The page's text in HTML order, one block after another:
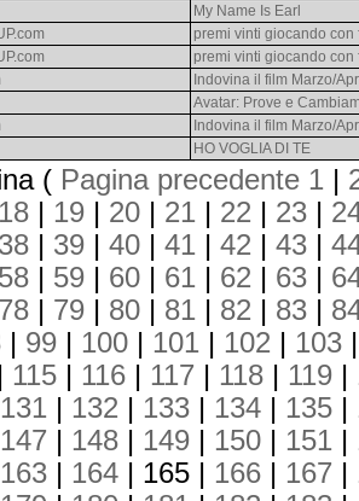
My Name Is Earl
premi vinti giocando con
premi vinti giocando con
Indovina il film Marzo/
Avatar: Prove e
Indovina il film Marzo/
HO VOGLIA DI TE
( Pagina precedente 1 |
18 | 19 | 20 | 21 | 22 | 23 |
38 | 39 | 40 | 41 | 42 | 43 |
58 | 59 | 60 | 61 | 62 | 63 |
78 | 79 | 80 | 81 | 82 | 83 |
| 99 | 100 | 101 | 102 | 103
| 115 | 116 | 117 | 118 | 119 |
131 | 132 | 133 | 134 | 135 |
147 | 148 | 149 | 150 | 151 |
163 | 164 | 165 | 166 | 167 |